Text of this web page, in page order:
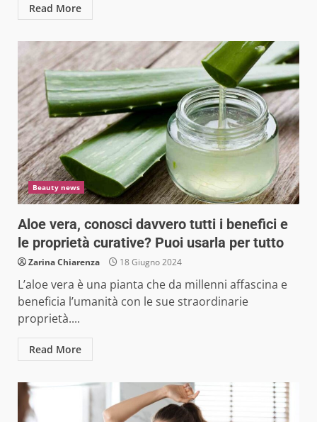
Read More
Beauty news
Aloe vera, conosci davvero tutti i benefici e
le proprietà curative? Puoi usarla per tutto
Zarina Chiarenza 18 Giugno 2024
L’aloe vera è una pianta che da millenni affascina e
beneficia l’umanità con le sue straordinarie
proprietà....
Read More